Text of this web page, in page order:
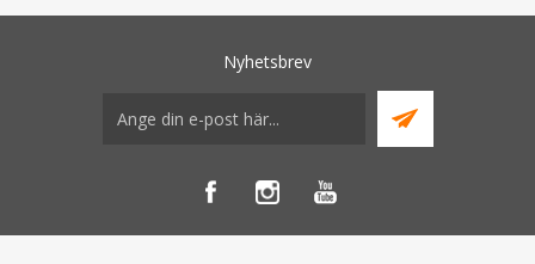
Nyhetsbrev